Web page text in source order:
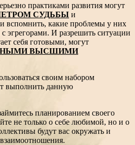
практиками развития могут
СУДЬБЫ и
и вспомнить, какие проблемы у них
эгрегорами. И разрешить ситуации
себя готовыми, могут
ВЫСШИМИ
своим набором
выполнить данную
планированием своего
не только о себе любимой, но и о
будут вас окружать и